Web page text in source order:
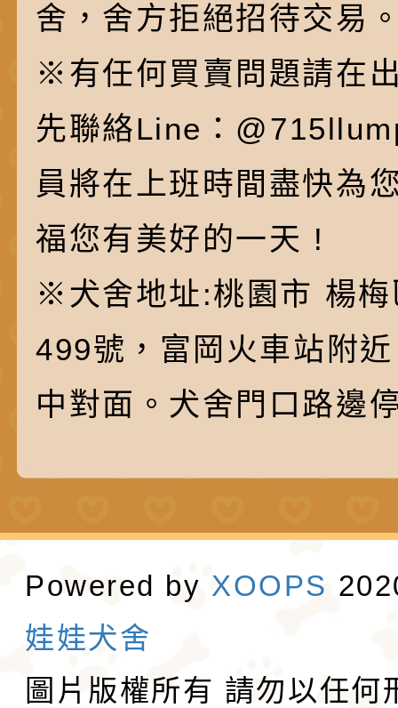
舍，舍方拒絕招待交易
※有任何買賣問題請在
先聯絡Line：
員將在上班時間盡快為
福您有美好的一天 !
※犬舍地址:桃園市 楊
499號，富岡火車站附
中對面。犬舍門口路邊
Powered by XOOPS
娃娃犬舍
圖片版權所有 請勿以任何